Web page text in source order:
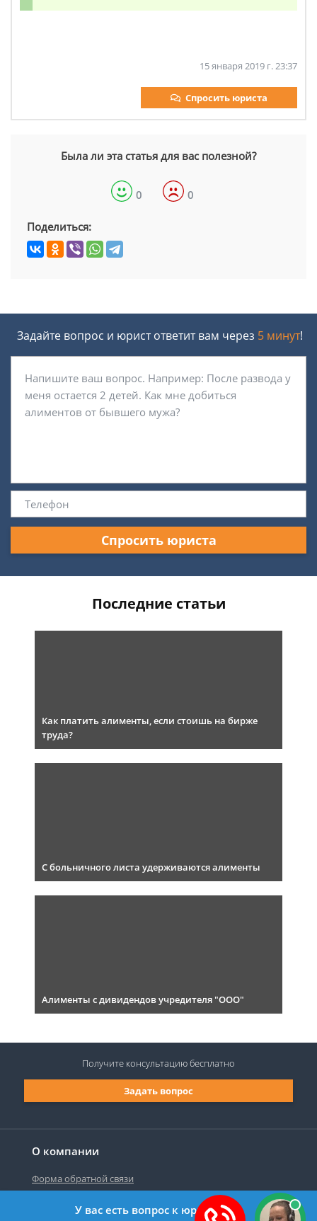
15 января 2019 г. 23:37
Спросить юриста
Была ли эта статья для вас полезной?
0 0
Поделиться:
Задайте вопрос и юрист ответит вам через 5 минут!
Спросить юриста
Последние статьи
Как платить алименты, если стоишь на бирже
труда?
С больничного листа удерживаются алименты
Алименты с дивидендов учредителя "ООО"
О компании
Форма обратной связи
Задать вопрос
Получите консультациюбесплатно
У вас есть вопрос к юристу?